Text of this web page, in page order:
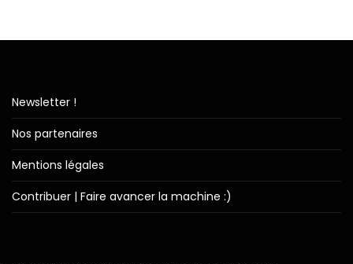
Newsletter !
Nos partenaires
Mentions légales
Contribuer | Faire avancer la machine :)